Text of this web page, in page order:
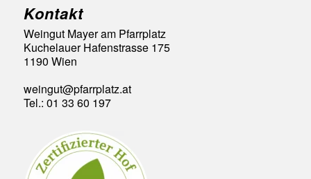
Kontakt
Weingut Mayer am Pfarrplatz
Kuchelauer Hafenstrasse 175
1190 Wien
weingut@pfarrplatz.at
Tel.: 01 33 60 197